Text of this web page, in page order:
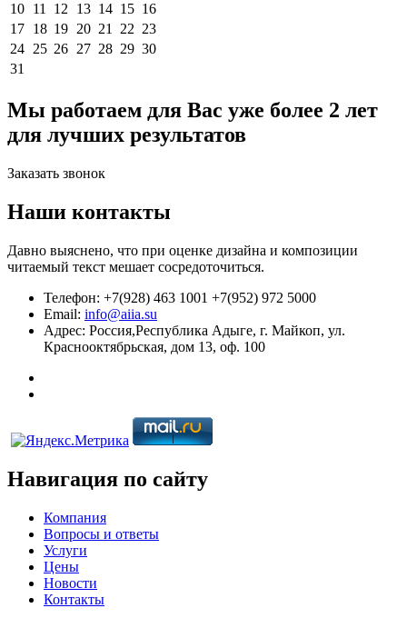
10 11 12 13 14 15 16
17 18 19 20 21 22 23
24 25 26 27 28 29 30
31
Мы работаем для Вас уже более 2 лет
для лучших результатов
Заказать звонок
Наши контакты
Давно выяснено, что при оценке дизайна и композиции
читаемый текст мешает сосредоточиться.
Телефон: +7(928) 463 1001 +7(952) 972 5000
Email: info@aiia.su
Адрес: Россия,Республика Адыге, г. Майкоп, ул.
Краснооктябрьская, дом 13, оф. 100
Навигация по сайту
Компания
Вопросы и ответы
Услуги
Цены
Новости
Контакты